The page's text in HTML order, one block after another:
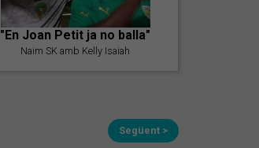
"En Joan Petit ja no balla"
Naim SK amb Kelly Isaiah
Següent >